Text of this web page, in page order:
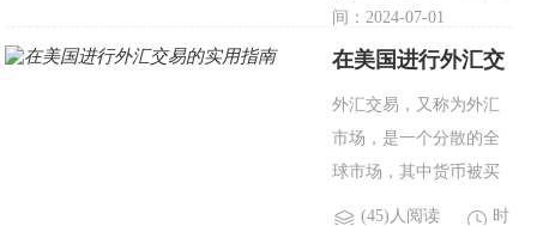
文将深入探讨标准手的
定义、使用及其在外汇
标准手的定义与大小标
准..
间：2024-07-01
在美国进行外汇交
外汇交易，又称为外汇
市场，是一个分散的全
球市场，其中货币被买
卖。在美国，这个市场
(45)人阅读
时